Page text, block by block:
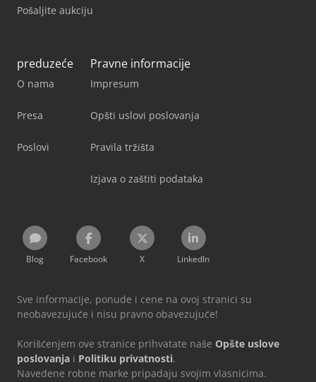
Pošaljite aukciju
preduzeće
O nama
Presa
Poslovi
Pravne informacije
Impresum
Opšti uslovi poslovanja
Pravila tržišta
Izjava o zaštiti podataka
Blog Facebook X LinkedIn
Sve informacije, ponude i cene na ovoj stranici su
neobavezujuće i nisu pravno obavezujuće!
Korišćenjem ove stranice prihvatate naše Opšte uslove
poslovanja i Politiku privatnosti.
Navedene robne marke pripadaju svojim vlasnicima.